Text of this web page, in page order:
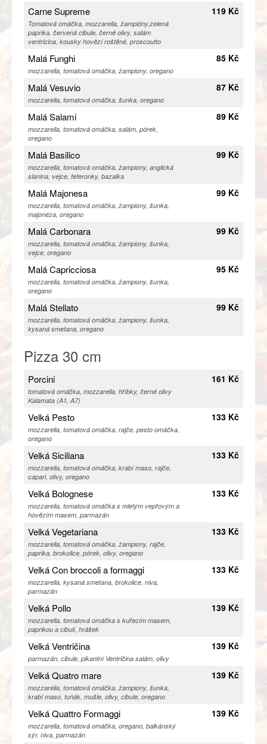
Carne Supreme
Tomatová omáčka, mozzarella, žampióny,zelená
paprika, červená cibule, černé olivy, salám
ventricina, kousky hovězí roštěné, proscoutto
119 Kč
Malá Funghi
mozzarella, tomatová omáčka, žampiony, oregano
85 Kč
Malá Vesuvio
mozzarella, tomatová omáčka, šunka, oregano
87 Kč
Malá Salami
mozzarella, tomatová omáčka, salám, pórek,
oregano
89 Kč
Malá Basilico
mozzarella, tomatová omáčka, žampiony, anglická
slanina, vejce, feferonky, bazalka
99 Kč
Malá Majonesa
mozzarella, tomatová omáčka, žampiony, šunka,
majonéza, oregano
99 Kč
Malá Carbonara
mozzarella, tomatová omáčka, žampiony, šunka,
vejce, oregano
99 Kč
Malá Capricciosa
mozzarella, tomatová omáčka, žampiony, šunka,
oregano
95 Kč
Malá Stellato
mozzarella, tomatová omáčka, žampiony, šunka,
kysaná smetana, oregano
99 Kč
Pizza 30 cm
Porcini
tomatová omáčka, mozzarella, hříbky, černé olivy
Kalamata (A1, A7)
161 Kč
Velká Pesto
mozzarella, tomatová omáčka, rajče, pesto omáčka,
oregano
133 Kč
Velká Siciliana
mozzarella, tomatová omáčka, krabí maso, rajče,
capari, olivy, oregano
133 Kč
Velká Bolognese
mozzarella, tomatová omáčka s mletým vepřovým a
hovězím masem, parmazán
133 Kč
Velká Vegetariana
mozzarella, tomatová omáčka, žampiony, rajče,
paprika, brokolice, pórek, olivy, oregano
133 Kč
Velká Con broccoli a formaggi
mozzarella, kysaná smetana, brokolice, niva,
parmazán
133 Kč
Velká Pollo
mozzarella, tomatová omáčka s kuřecím masem,
paprikou a cibulí, hrášek
139 Kč
Velká Ventričina
parmazán, cibule, pikantní Ventričina salám, olivy
139 Kč
Velká Quatro mare
mozzarella, tomatová omáčka, žampiony, šunka,
krabí maso, tuňák, mušle, olivy, cibule, oregano
139 Kč
Velká Quattro Formaggi
mozzarella, tomatová omáčka, oregano, balkánský
sýr, niva, parmazán
139 Kč